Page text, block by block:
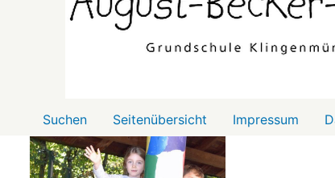
Menü2
Suchen Seitenübersicht Impressum